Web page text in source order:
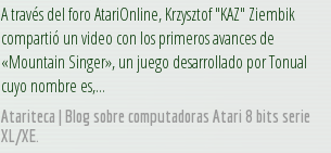
A través del foro AtariOnline, Krzysztof "KAZ" Ziembik
compartió un video con los primeros avances de
«Mountain Singer», un juego desarrollado por Tonual
cuyo nombre es,...
Atariteca | Blog sobre computadoras Atari 8 bits serie
XL/XE.